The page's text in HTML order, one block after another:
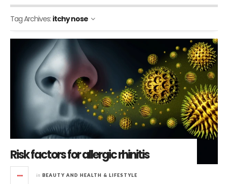
Tag Archives: itchy nose
Risk factors for allergic rhinitis
in BEAUTY AND HEALTH & LIFESTYLE